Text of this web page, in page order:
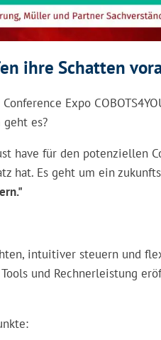
ihre Schatten
Expo
es?
have für den potenziellen
hat. Es geht um ein
intuitiver steuern und
und Rechnerleistung